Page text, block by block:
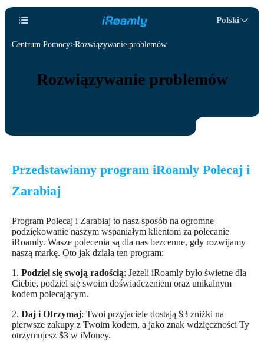
Polski
Centrum Pomocy Rozwiązywanie problemów
Rozwiązywanie problemów
Przedstawiamy program iRoamly Polecaj i
Zarabiaj
Program Polecaj i Zarabiaj to nasz sposób na ogromne
podziękowanie naszym wspaniałym klientom za polecanie
iRoamly. Wasze polecenia są dla nas bezcenne, gdy rozwijamy
naszą markę. Oto jak działa ten program:
1. Podziel się swoją radością: Jeżeli iRoamly było świetne dla
Ciebie, podziel się swoim doświadczeniem oraz unikalnym
kodem polecającym.
2. Daj i Otrzymaj: Twoi przyjaciele dostają $3 zniżki na
pierwsze zakupy z Twoim kodem, a jako znak wdzięczności Ty
otrzymujesz $3 w iMoney.